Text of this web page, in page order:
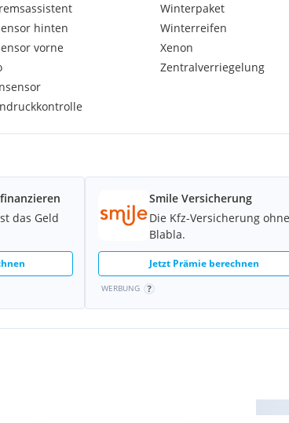
hinten
vorne
Winterpaket
Winterreifen
Xenon
Zentralverriegelung
das Geld
Smile Versicherung
Die Kfz-Versicherung ohne
Blabla.
Jetzt Prämie berechnen
WERBUNG